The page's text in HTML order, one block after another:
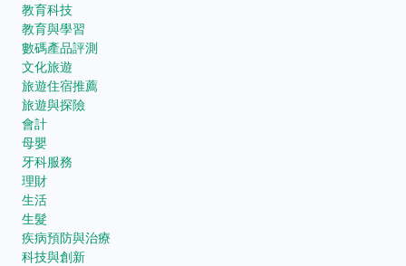
教育科技
教育與學習
數碼產品評測
文化旅遊
旅遊住宿推薦
旅遊與探險
會計
母嬰
牙科服務
理財
生活
生髮
疾病預防與治療
科技與創新